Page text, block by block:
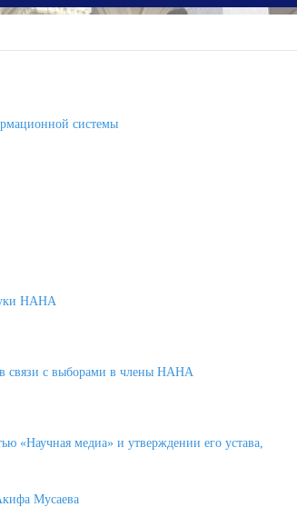
системы
НАНА
связи с выборами в члены НАНА
«Научная медиа» и утверждении его устава,
Мусаева